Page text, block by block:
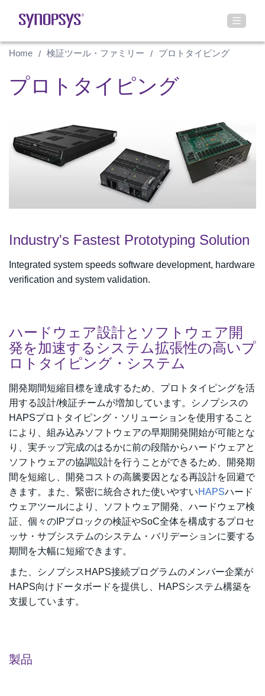
Home 検証ツール・ファミリー プロトタイピング
プロトタイピング
Industry's Fastest Prototyping Solution
Integrated system speeds software development, hardware
verification and system validation.
ハードウェア設計とソフトウェア開
発を加速するシステム拡張性の高いプ
ロトタイピング・システム
開発期間短縮目標を達成するため、プロトタイピングを活
用する設計/検証チームが増加しています。シノプシスの
HAPSプロトタイピング・ソリューションを使用すること
により、組み込みソフトウェアの早期開発開始が可能とな
り、実チップ完成のはるかに前の段階からハードウェアと
ソフトウェアの協調設計を行うことができるため、開発期
間を短縮し、開発コストの高騰要因となる再設計を回避で
きます。また、緊密に統合された使いやすいHAPSハード
ウェアツールにより、ソフトウェア開発、ハードウェア検
証、個々のIPブロックの検証やSoC全体を構成するプロセ
ッサ・サブシステムのシステム・バリデーションに要する
期間を大幅に短縮できます。
また、シノプシスHAPS接続プログラムのメンバー企業が
HAPS向けドータボードを提供し、HAPSシステム構築を
支援しています。
製品